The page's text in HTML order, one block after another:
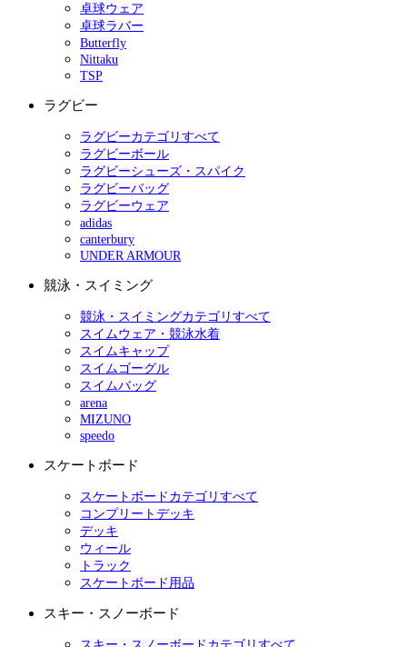
卓球ウェア
卓球ラバー
Butterfly
Nittaku
TSP
ラグビー
ラグビーカテゴリすべて
ラグビーボール
ラグビーシューズ・スパイク
ラグビーバッグ
ラグビーウェア
adidas
canterbury
UNDER ARMOUR
競泳・スイミング
競泳・スイミングカテゴリすべて
スイムウェア・競泳水着
スイムキャップ
スイムゴーグル
スイムバッグ
arena
MIZUNO
speedo
スケートボード
スケートボードカテゴリすべて
コンプリートデッキ
デッキ
ウィール
トラック
スケートボード用品
スキー・スノーボード